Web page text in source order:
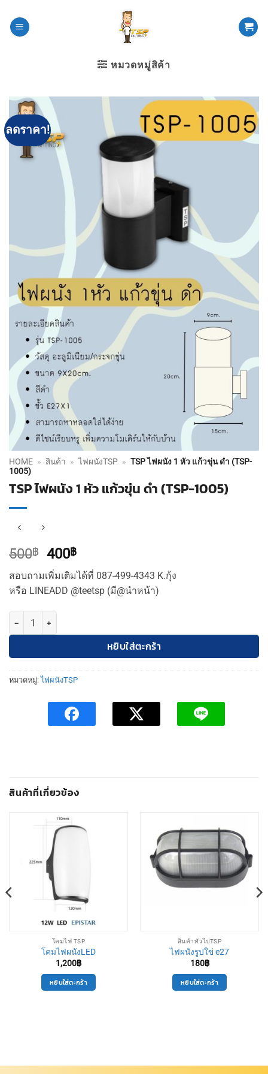
หมวดหมู่สิค้า
ลดราคา!
HOME » สินค้า » ไฟผนังTSP » TSP ไฟผนัง 1 หัว แก้วขุ่น ดำ (TSP-
1005)
TSP ไฟผนัง 1 หัว แก้วขุ่น ดำ (TSP-1005)
500฿
Original
price
was:
500฿.
400฿Current
price
is:
400฿.
สอบถามเพิ่มเติมได้ที่ 087-499-4343 K.กุ้ง
หรือ LINEADD @teetsp (มี@นำหน้า)
จำนวน TSP ไฟผนัง 1 หัว แก้วขุ่น ดำ (TSP-1005) ชิ้น
หยิบใส่ตะกร้า
หมวดหมู่:ไฟผนังTSP
สินค้าที่เกี่ยวข้อง
โคมไฟ TSP
โคมไฟผนังLED
1,200฿
หยิบใส่ตะกร้า
สินค้าทั่วไปTSP
ไฟผนังรูปใข่ e27
180฿
หยิบใส่ตะกร้า